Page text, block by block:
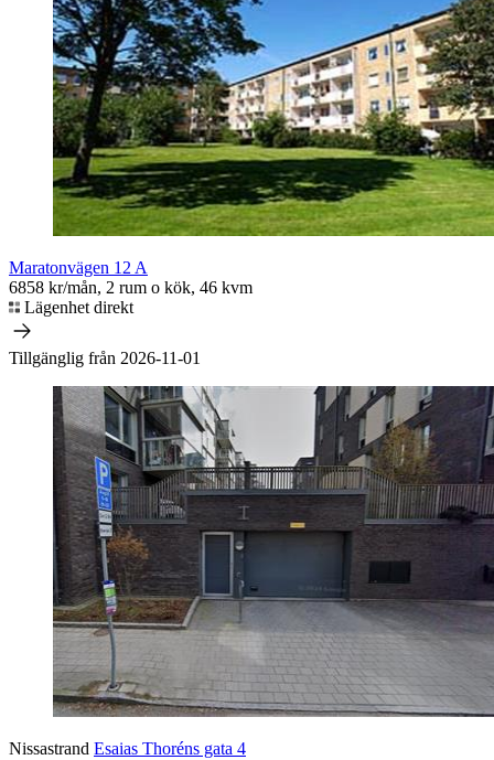
Maratonvägen 12 A
6858 kr/mån, 2 rum o kök, 46 kvm
Lägenhet direkt
Tillgänglig från 2026-11-01
Nissastrand Esaias Thoréns gata 4